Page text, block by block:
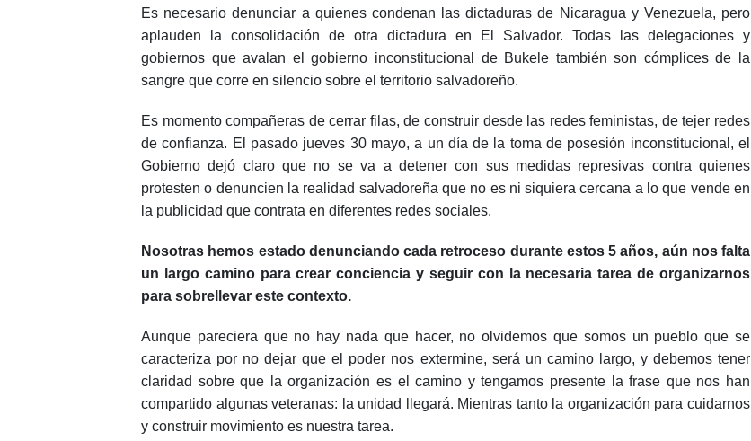
Es necesario denunciar a quienes condenan las dictaduras de Nicaragua y Venezuela, pero
aplauden la consolidación de otra dictadura en El Salvador. Todas las delegaciones y
gobiernos que avalan el gobierno inconstitucional de Bukele también son cómplices de la
sangre que corre en silencio sobre el territorio salvadoreño.
Es momento compañeras de cerrar filas, de construir desde las redes feministas, de tejer redes
de confianza. El pasado jueves 30 mayo, a un día de la toma de posesión inconstitucional, el
Gobierno dejó claro que no se va a detener con sus medidas represivas contra quienes
protesten o denuncien la realidad salvadoreña que no es ni siquiera cercana a lo que vende en
la publicidad que contrata en diferentes redes sociales.
Nosotras hemos estado denunciando cada retroceso durante estos 5 años, aún nos falta
un largo camino para crear conciencia y seguir con la necesaria tarea de organizarnos
para sobrellevar este contexto.
Aunque pareciera que no hay nada que hacer, no olvidemos que somos un pueblo que se
caracteriza por no dejar que el poder nos extermine, será un camino largo, y debemos tener
claridad sobre que la organización es el camino y tengamos presente la frase que nos han
compartido algunas veteranas: la unidad llegará. Mientras tanto la organización para cuidarnos
y construir movimiento es nuestra tarea.